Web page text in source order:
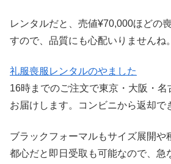
レンタルだと、売値¥70,000ほどの
すので、品質にも心配いりませんね。
礼服喪服レンタルのやました
16時までのご注文で東京・大阪・名
お届けします。コンビニから返却で
ブラックフォーマルもサイズ展開や
都心だと即日受取も可能なので、急